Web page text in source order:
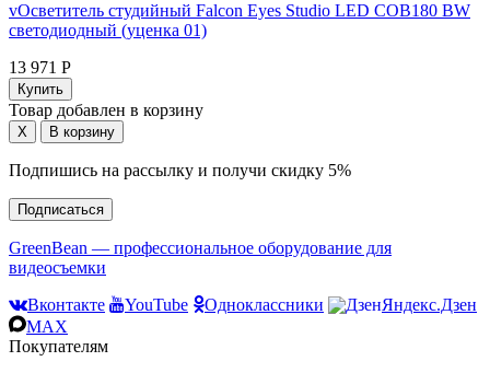
vОсветитель студийный Falcon Eyes Studio LED COB180 BW
светодиодный (уценка 01)
13 971 Р
Товар добавлен в корзину
Подпишись на рассылку и получи скидку 5%
Подписаться
GreenBean — профессиональное оборудование для
видеосъемки
Вконтакте
YouTube Одноклассники
Яндекс.Дзен
MAX
Покупателям